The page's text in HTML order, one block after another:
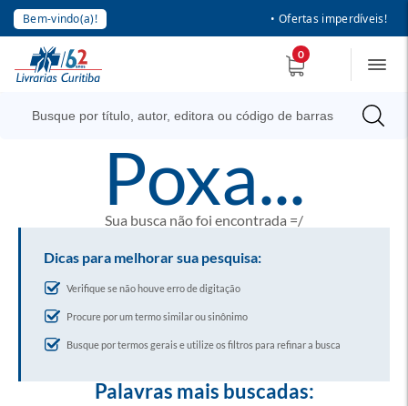
Bem-vindo(a)! • Ofertas imperdíveis!
0
poxa...
Sua busca não foi encontrada =/
Dicas para melhorar sua pesquisa:
Verifique se não houve erro de digitação
Procure por um termo similar ou sinônimo
Busque por termos gerais e utilize os filtros para refinar a busca
Palavras mais buscadas: